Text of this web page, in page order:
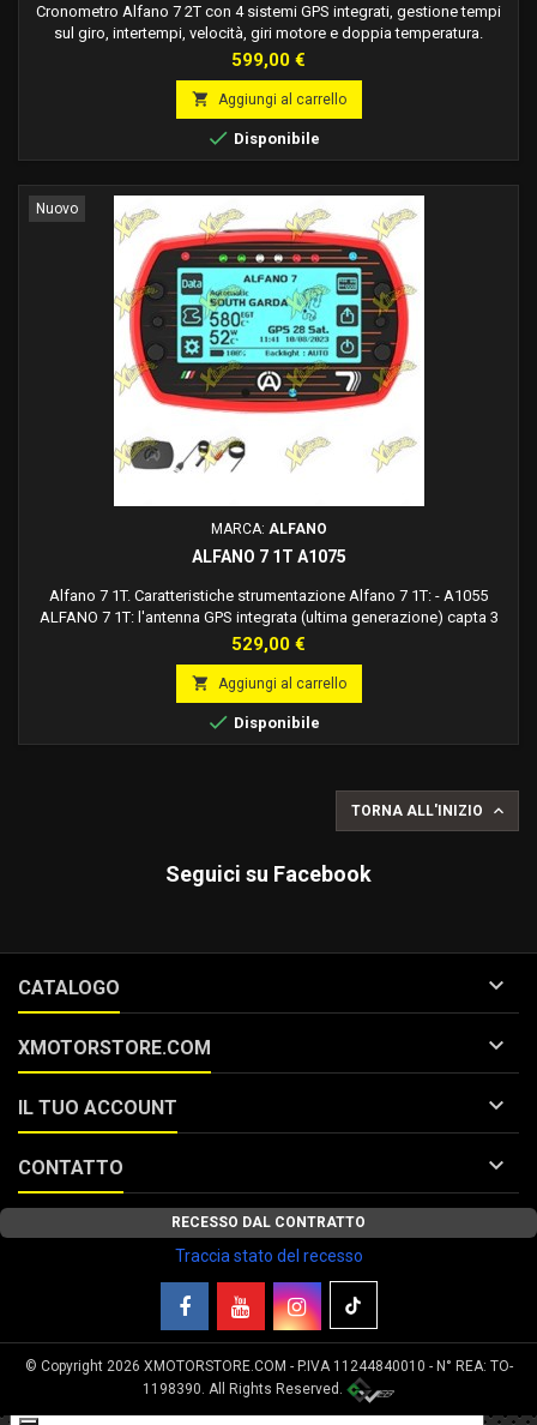
Cronometro Alfano 7 2T con 4 sistemi GPS integrati, gestione tempi
sul giro, intertempi, velocità, giri motore e doppia temperatura.
Prezzo
599,00 €
 Aggiungi al carrello
 Disponibile
Nuovo
MARCA: ALFANO
ALFANO 7 1T A1075
Alfano 7 1T. Caratteristiche strumentazione Alfano 7 1T: - A1055
ALFANO 7 1T: l'antenna GPS integrata (ultima generazione) capta 3
gruppi di sistemi satellitari. (GALILEO EU, navigazione satellitare
europea di alta precisione, NAVSTAR US, GLONASS RU, totale +/- 35
satelliti), Bluetooth 4.0, batteria agli ioni di litio capacità 3000 mA.
Compreso nella...
Prezzo
529,00 €
 Aggiungi al carrello
 Disponibile
TORNA ALL'INIZIO 
Seguici su Facebook
CATALOGO 
XMOTORSTORE.COM 
IL TUO ACCOUNT 
CONTATTO 
RECESSO DAL CONTRATTO
Traccia stato del recesso
© Copyright 2026 XMOTORSTORE.COM - P.IVA 11244840010 - N° REA: TO-
1198390. All Rights Reserved.
Informativa sulla raccolta
Le tue preferenze relative alla privacy